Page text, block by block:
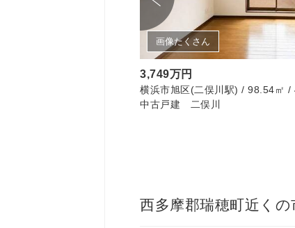
画像たくさん
3,749万円
横浜市旭区(二俣川駅) / 98.54㎡ /
中古戸建 二俣川
西多摩郡瑞穂町近く